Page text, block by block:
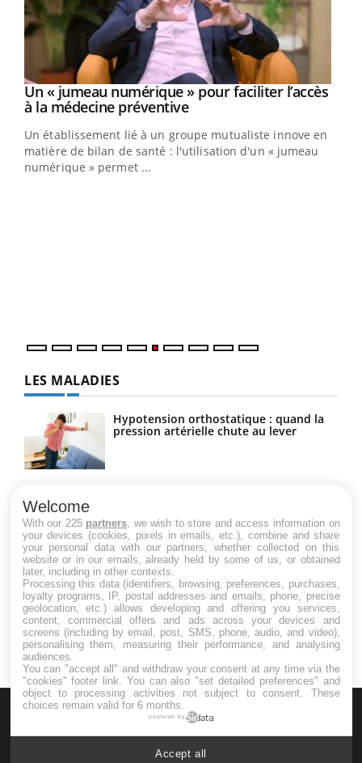
Youtube
Un « jumeau numérique » pour faciliter l’accès
à la médecine préventiveYoutube
Un établissement lié à un groupe mutualiste innove en
matière de bilan de santé : l'utilisation d'un « jumeau
numérique » permet ...
LES MALADIES
Hypotension orthostatique : quand la
pression artérielle chute au lever
Maladie de Charcot (Sclérose latérale
amyotrophique)
Welcome
With our 225 partners , we wish to store and access information on
your devices (cookies, pixels in emails, etc.), combine and share
your personal data with our partners, whether collected on this
website or in our emails, already held by some of us, or obtained
later, including in other contexts.
Processing this data (identifiers, browsing, preferences, purchases,
loyalty programs, IP, postal addresses and emails, phone, precise
geolocation, etc.) allows developing and offering you services,
content, commercial offers and ads across your devices and
screens (including by email, post, SMS, phone, audio, and video),
personalising them, measuring their performance, and analysing
audiences.
You can "accept all" and withdraw your consent at any time via the
"cookies" footer link . You can also "set detailed preferences" and
object to processing activities not subject to consent. These
choices remain valid for 6 months.
powered by
Accept all